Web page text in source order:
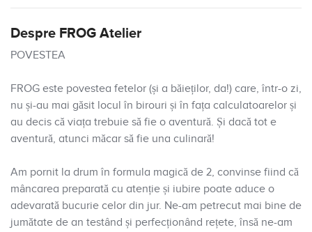
Despre FROG Atelier
POVESTEA
FROG este povestea fetelor (și a băieților, da!) care, într-o zi,
nu și-au mai găsit locul în birouri și în fața calculatoarelor și
au decis că viața trebuie să fie o aventură. Și dacă tot e
aventură, atunci măcar să fie una culinară!
Am pornit la drum în formula magică de 2, convinse fiind că
mâncarea preparată cu atenție și iubire poate aduce o
adevarată bucurie celor din jur. Ne-am petrecut mai bine de
jumătate de an testând și perfecționând rețete, însă ne-am